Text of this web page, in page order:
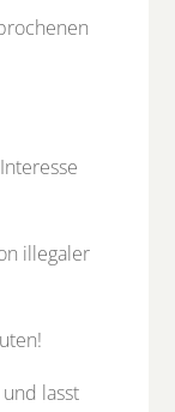
illegaler
lasst